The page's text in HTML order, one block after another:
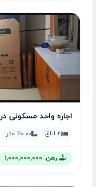
اجاره واحد مسکونی
2 اتاق 110.00 متر
رهن: 1,000,000,000